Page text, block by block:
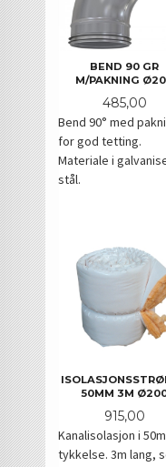
BEND 90 GR
M/PAKNING
Pris
485,00
Bend 90° med
for god tetting.
Materiale i
stål.
50MM 3M
Pris
915,00
Kanalisolasjon i
tykkelse. 3m lang,